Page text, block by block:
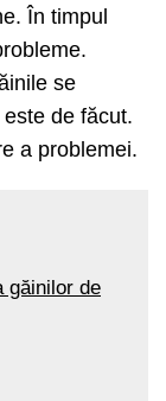
În timpul
se
de făcut.
a problemei.
găinilor de